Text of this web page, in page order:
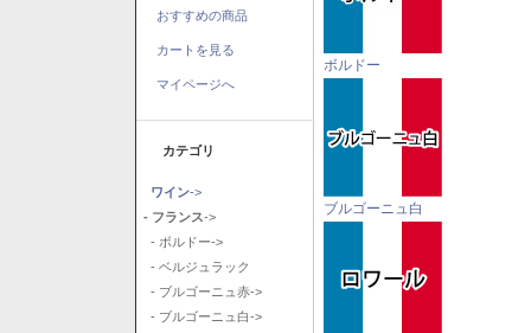
おすすめの商品
カートを見る
マイページへ
カテゴリ
ワイン->
- フランス->
- ボルドー->
- ベルジュラック
- ブルゴーニュ赤->
- ブルゴーニュ白->
ボルドー
ブルゴーニュ白